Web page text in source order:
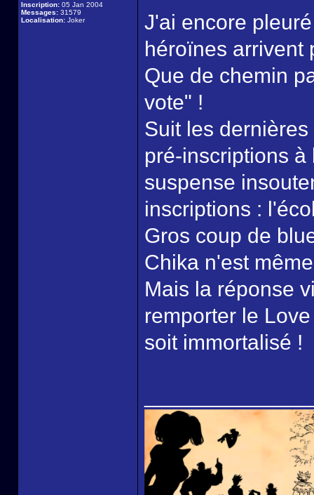
Inscription: 05 Jan 2004
Messages: 31579
Localisation: Joker
J'ai encore
héroïnes arrivent
Que de chemin
vote" !
Suit les
pré-inscriptions
suspense
inscriptions :
Gros coup de
Chika n'est
Mais la réponse
remporter le
soit immortalisé !